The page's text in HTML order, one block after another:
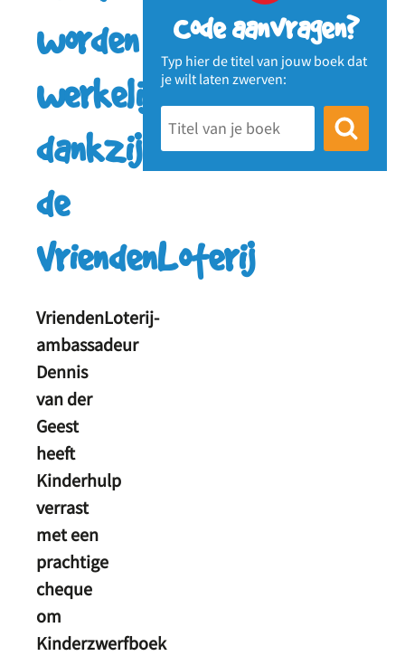
Code aanvragen?
Typ hier de titel van jouw boek dat
je wilt laten zwerven:
worden
werkelijkheid
dankzij
de
VriendenLoterij
VriendenLoterij-
ambassadeur
Dennis
van der
Geest
heeft
Kinderhulp
verrast
met een
prachtige
cheque
om
Kinderzwerfboek